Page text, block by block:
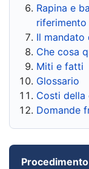
Rapina e
riferimento
Il mandato
Che cosa
Miti e fatti
Glossario
Costi della
Domande